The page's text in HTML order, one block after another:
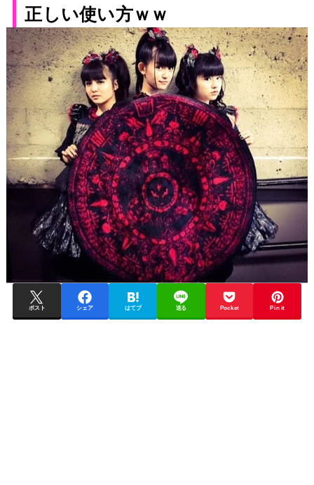
正しい使い方ｗｗ
ポスト シェア はてブ 送る Pocket Pin it